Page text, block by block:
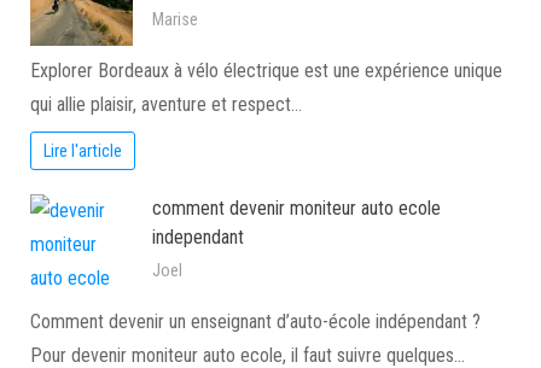
Marise
Explorer Bordeaux à vélo électrique est une expérience unique
qui allie plaisir, aventure et respect…
Lire l'article
comment devenir moniteur auto ecole
independant
Joel
Comment devenir un enseignant d’auto-école indépendant ?
Pour devenir moniteur auto ecole, il faut suivre quelques…